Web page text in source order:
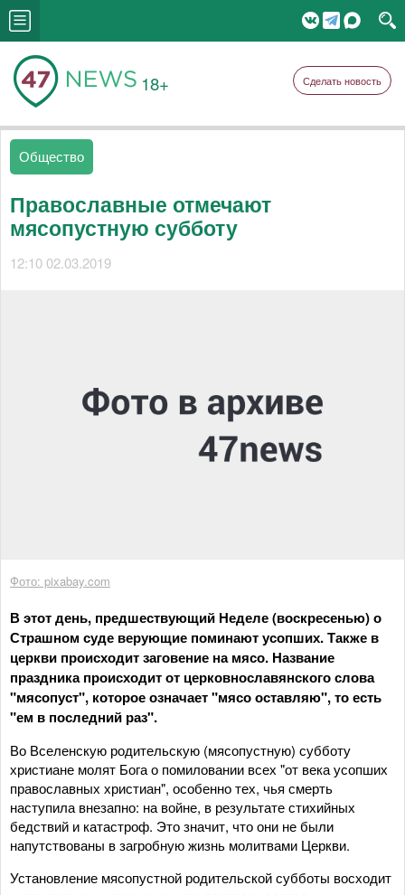
18+ Сделать новость
Общество
Православные отмечают
мясопустную субботу
12:10 02.03.2019
Фото: pixabay.com
В этот день, предшествующий Неделе (воскресенью) о
Страшном суде верующие поминают усопших. Также в
церкви происходит заговение на мясо. Название
праздника происходит от церковнославянского слова
"мясопуст", которое означает "мясо оставляю", то есть
"ем в последний раз".
Во Вселенскую родительскую (мясопустную) субботу
христиане молят Бога о помиловании всех "от века усопших
православных христиан", особенно тех, чья смерть
наступила внезапно: на войне, в результате стихийных
бедствий и катастроф. Это значит, что они не были
напутствованы в загробную жизнь молитвами Церкви.
Установление мясопустной родительской субботы восходит